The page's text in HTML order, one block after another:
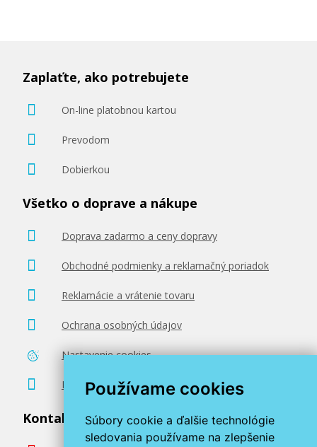
Používame cookies
Súbory cookie a ďalšie technológie
sledovania používame na zlepšenie
Zaplaťte, ako potrebujete
On-line platobnou kartou
Prevodom
Dobierkou
Všetko o doprave a nákupe
Doprava zadarmo a ceny dopravy
Obchodné podmienky a reklamačný poriadok
Reklamácie a vrátenie tovaru
Ochrana osobných údajov
Nastavenie cookies
Poradenstvo zadarmo
Kontaktujte nás